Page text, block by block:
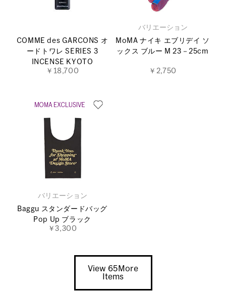
COMME des GARCONS オ
ードトワレ SERIES 3
INCENSE KYOTO
￥18,700
バリエーション
MoMA ナイキ エブリデイ ソ
ックス ブルー M 23－25cm
￥2,750
バリエーション
Baggu スタンダードバッグ
Pop Up ブラック
￥3,300
View 65More
Items